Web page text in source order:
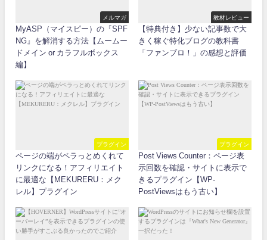
メルマガ
MyASP（マイスピー）の『SPF
NG』を解消する方法【ムームー
ドメイン or カラフルボックス
編】
教材レビュー
【特典付き】少ない記事数で大
きく稼ぐ特化ブログの教科書
「ファンブロ！」の感想と評価
プラグイン
ページの端がペラっとめくれて
リンクになる！アフィリエイト
に最適な【MEKURERU：メク
レル】プラグイン
プラグイン
Post Views Counter：ページ表
示回数を確認・サイトに表示で
きるプラグイン【WP-
PostViewsはもう古い】